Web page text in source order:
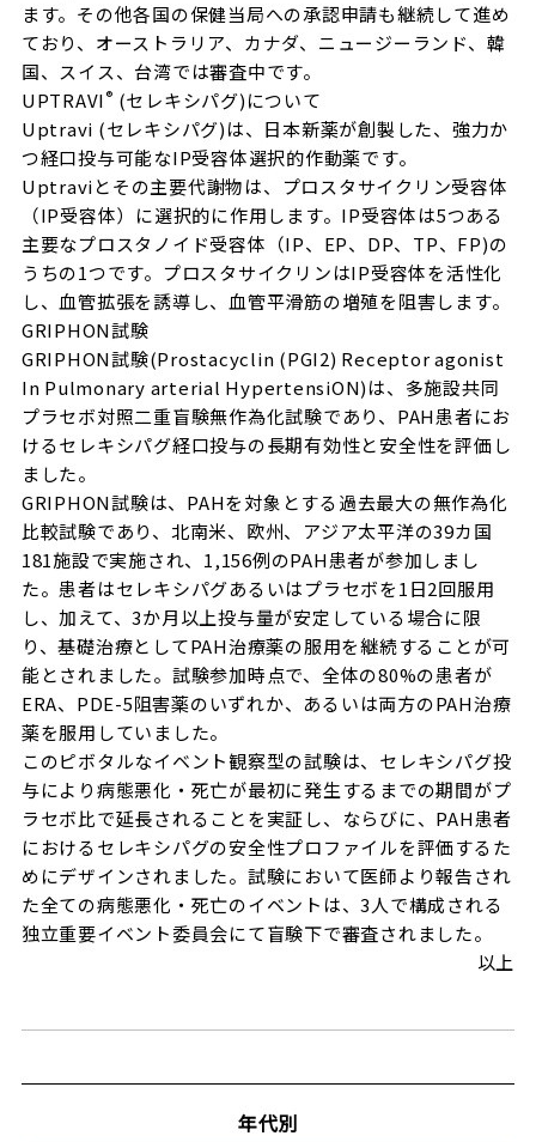
ます。その他各国の保健当局への承認申請も継続して進め
ており、オーストラリア、カナダ、ニュージーランド、韓
国、スイス、台湾では審査中です。
UPTRAVI® (セレキシパグ)について
Uptravi (セレキシパグ)は、日本新薬が創製した、強力か
つ経口投与可能なIP受容体選択的作動薬です。
Uptraviとその主要代謝物は、プロスタサイクリン受容体
（IP受容体）に選択的に作用します。IP受容体は5つある
主要なプロスタノイド受容体（IP、EP、DP、TP、FP)の
うちの1つです。プロスタサイクリンはIP受容体を活性化
し、血管拡張を誘導し、血管平滑筋の増殖を阻害します。
GRIPHON試験
GRIPHON試験(Prostacyclin (PGI2) Receptor agonist
In Pulmonary arterial HypertensiON)は、多施設共同
プラセボ対照二重盲験無作為化試験であり、PAH患者にお
けるセレキシパグ経口投与の長期有効性と安全性を評価し
ました。
GRIPHON試験は、PAHを対象とする過去最大の無作為化
比較試験であり、北南米、欧州、アジア太平洋の39カ国
181施設で実施され、1,156例のPAH患者が参加しまし
た。患者はセレキシパグあるいはプラセボを1日2回服用
し、加えて、3か月以上投与量が安定している場合に限
り、基礎治療としてPAH治療薬の服用を継続することが可
能とされました。試験参加時点で、全体の80%の患者が
ERA、PDE-5阻害薬のいずれか、あるいは両方のPAH治療
薬を服用していました。
このピボタルなイベント観察型の試験は、セレキシパグ投
与により病態悪化・死亡が最初に発生するまでの期間がプ
ラセボ比で延長されることを実証し、ならびに、PAH患者
におけるセレキシパグの安全性プロファイルを評価するた
めにデザインされました。試験において医師より報告され
た全ての病態悪化・死亡のイベントは、3人で構成される
独立重要イベント委員会にて盲験下で審査されました。
以上
年代別